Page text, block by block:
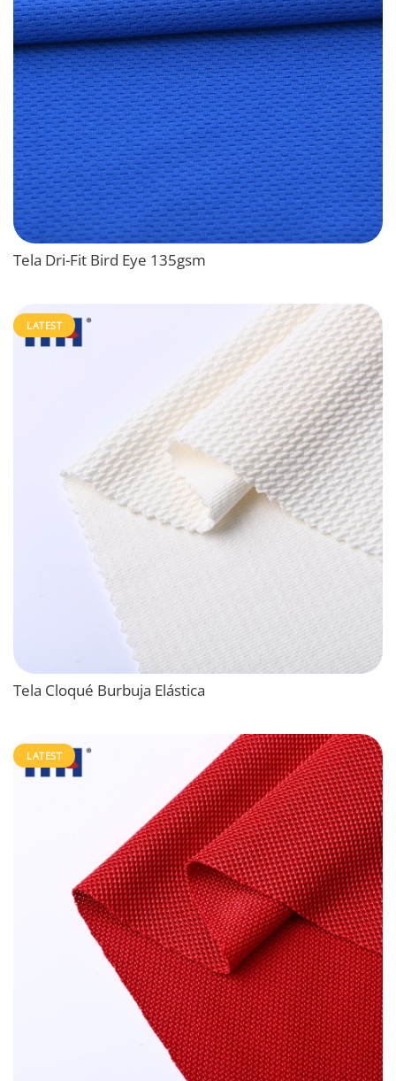
Tela Dri-Fit Bird Eye 135gsm
LATEST
Tela Cloqué Burbuja Elástica
LATEST